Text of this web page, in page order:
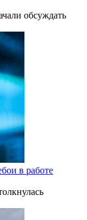
обсуждать
в работе